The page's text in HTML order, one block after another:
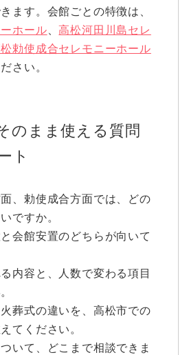
ます。会館ごとの特徴は、
ホール 、高松河田川島セレ
勅使成合セレモニーホール
さい。
のまま使える質問
ト
、勅使成合方面では、どの
ですか。
会館安置のどちらが向いて
内容と、人数で変わる項目
葬式の違いを、高松市での
てください。
いて、どこまで相談できま